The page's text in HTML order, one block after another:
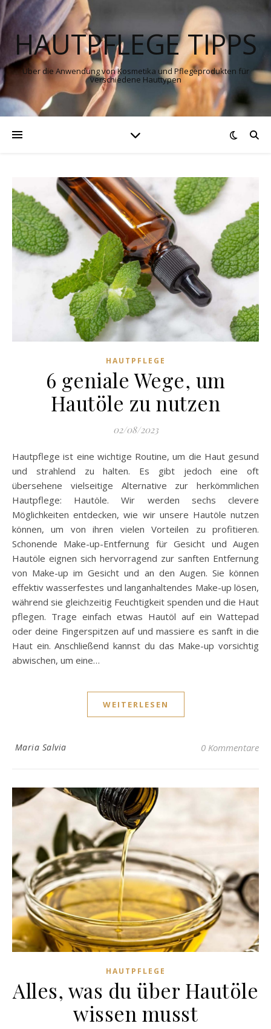
HAUTPFLEGE TIPPS
Über die Anwendung von Kosmetika und Pflegeprodukten für
verschiedene Hauttypen
HAUTPFLEGE
6 geniale Wege, um
Hautöle zu nutzen
02/08/2023
Hautpflege ist eine wichtige Routine, um die Haut gesund
und strahlend zu halten. Es gibt jedoch eine oft
übersehene vielseitige Alternative zur herkömmlichen
Hautpflege: Hautöle. Wir werden sechs clevere
Möglichkeiten entdecken, wie wir unsere Hautöle nutzen
können, um von ihren vielen Vorteilen zu profitieren.
Schonende Make-up-Entfernung für Gesicht und Augen
Hautöle eignen sich hervorragend zur sanften Entfernung
von Make-up im Gesicht und an den Augen. Sie können
effektiv wasserfestes und langanhaltendes Make-up lösen,
während sie gleichzeitig Feuchtigkeit spenden und die Haut
pflegen. Trage einfach etwas Hautöl auf ein Wattepad
oder deine Fingerspitzen auf und massiere es sanft in die
Haut ein. Anschließend kannst du das Make-up vorsichtig
abwischen, um eine…
WEITERLESEN
Maria Salvia 0 Kommentare
HAUTPFLEGE
Alles, was du über Hautöle
wissen musst